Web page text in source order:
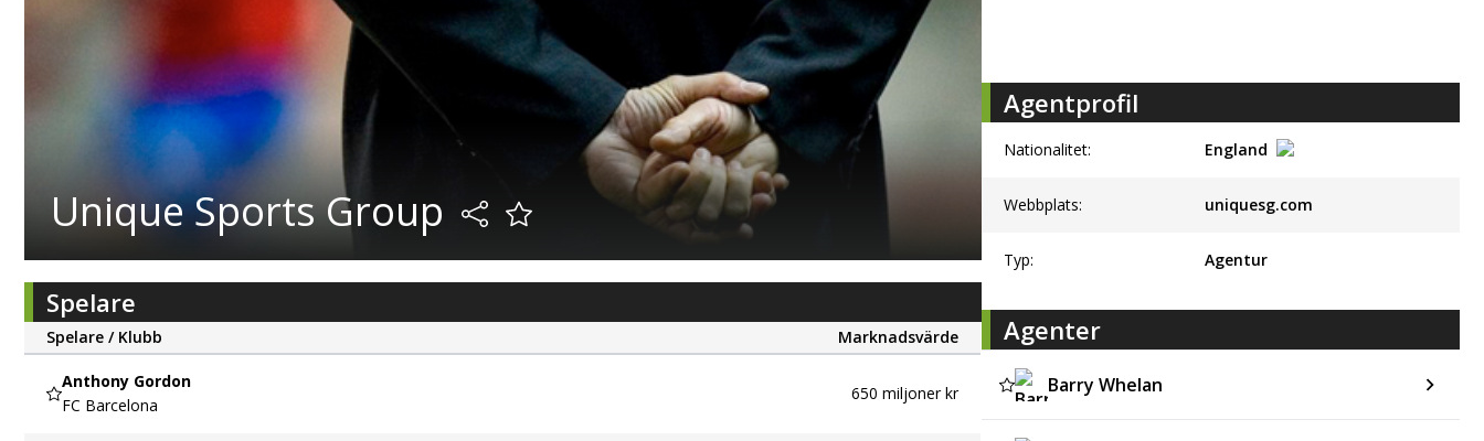
Unique Sports Group
Spelare
Spelare / Klubb Marknadsvärde
Anthony Gordon
FC Barcelona
650 miljoner kr
Agentprofil
Nationalitet: England
Webbplats: uniquesg.com
Typ: Agentur
Agenter
Barry Whelan